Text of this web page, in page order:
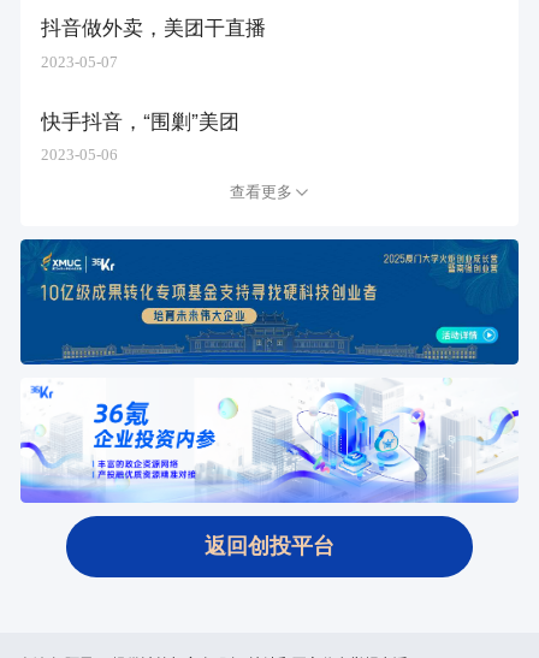
抖音做外卖，美团干直播
2023-05-07
快手抖音，“围剿”美团
2023-05-06
查看更多
返回创投平台